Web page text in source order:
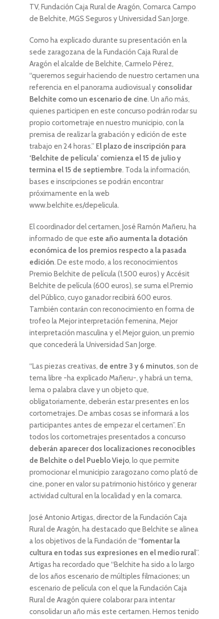
TV, Fundación Caja Rural de Aragón, Comarca Campo
de Belchite, MGS Seguros y Universidad San Jorge.
Como ha explicado durante su presentación en la
sede zaragozana de la Fundación Caja Rural de
Aragón el alcalde de Belchite, Carmelo Pérez,
“queremos seguir haciendo de nuestro certamen una
referencia en el panorama audiovisual y consolidar
Belchite como un escenario de cine. Un año más,
quienes participen en este concurso podrán rodar su
propio cortometraje en nuestro municipio, con la
premisa de realizar la grabación y edición de este
trabajo en 24 horas.” El plazo de inscripción para
‘Belchite de película’ comienza el 15 de julio y
termina el 15 de septiembre. Toda la información,
bases e inscripciones se podrán encontrar
próximamente en la web
www.belchite.es/depelicula.
El coordinador del certamen, José Ramón Mañeru, ha
informado de que este año aumenta la dotación
económica de los premios respecto a la pasada
edición. De este modo, a los reconocimientos
Premio Belchite de película (1.500 euros) y Accésit
Belchite de película (600 euros), se suma el Premio
del Público, cuyo ganador recibirá 600 euros.
También contarán con reconocimiento en forma de
trofeo la Mejor interpretación femenina, Mejor
interpretación masculina y el Mejor guion, un premio
que concederá la Universidad San Jorge.
“Las piezas creativas, de entre 3 y 6 minutos, son de
tema libre -ha explicado Mañeru-, y habrá un tema,
lema o palabra clave y un objeto que,
obligatoriamente, deberán estar presentes en los
cortometrajes. De ambas cosas se informará a los
participantes antes de empezar el certamen”. En
todos los cortometrajes presentados a concurso
deberán aparecer dos localizaciones reconocibles
de Belchite o del Pueblo Viejo, lo que permite
promocionar el municipio zaragozano como plató de
cine, poner en valor su patrimonio histórico y generar
actividad cultural en la localidad y en la comarca.
José Antonio Artigas, director de la Fundación Caja
Rural de Aragón, ha destacado que Belchite se alinea
a los objetivos de la Fundación de “fomentar la
cultura en todas sus expresiones en el medio rural”.
Artigas ha recordado que “Belchite ha sido a lo largo
de los años escenario de múltiples filmaciones; un
escenario de película con el que la Fundación Caja
Rural de Aragón quiere colaborar para intentar
consolidar un año más este certamen. Hemos tenido